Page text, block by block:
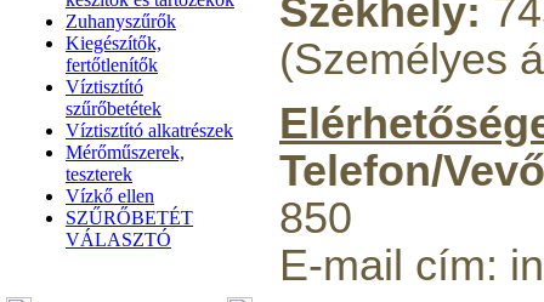
Zuhanyszűrők
Kiegészítők,
fertőtlenítők
Víztisztító
szűrőbetétek
Víztisztító alkatrészek
Mérőműszerek,
teszterek
Vízkő ellen
SZŰRŐBETÉT
VÁLASZTÓ
Székhely:
(Személyes
Telefon/
850
E-mail cím: